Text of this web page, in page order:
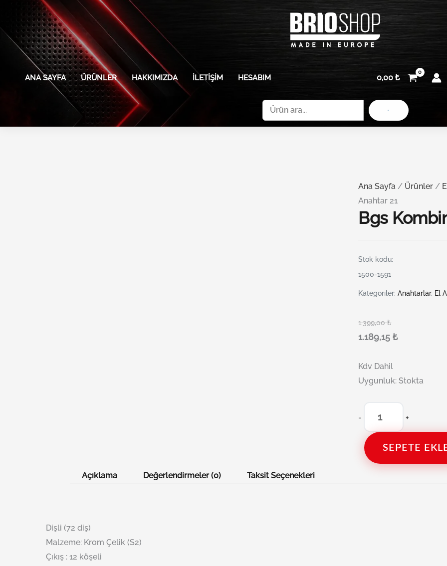
ANA SAYFA ÜRÜNLER HAKKIMIZDA İLETIŞIM HESABIM 0,00 ₺
Ara
Ana Sayfa / Ürünler /
Anahtar 21
Bgs
Stok kodu:
1500-1591
Kategoriler:Anahtarlar, El
1.399,00₺
1.189,15₺
Kdv Dahil
Uygunluk: Stokta
-
Kombine
Cırcır
Anahtar
21
adet
+
SEPETE
Açıklama Değerlendirmeler (0) Taksit Seçenekleri
Dişli (72 diş)
Malzeme: Krom Çelik (S2)
Çıkış : 12 köşeli